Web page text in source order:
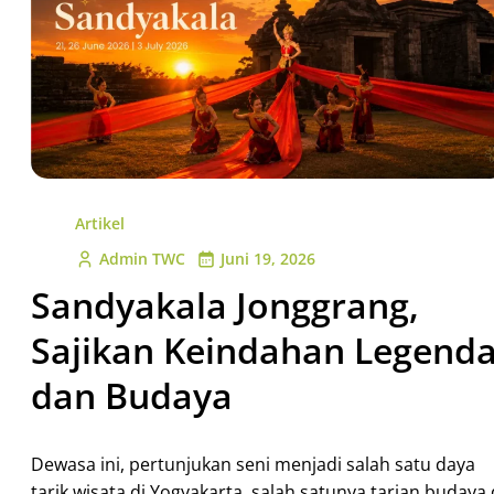
Artikel
Admin TWC
Juni 19, 2026
Sandyakala Jonggrang,
Sajikan Keindahan
dan Budaya
Dewasa ini, pertunjukan seni menjadi salah satu daya